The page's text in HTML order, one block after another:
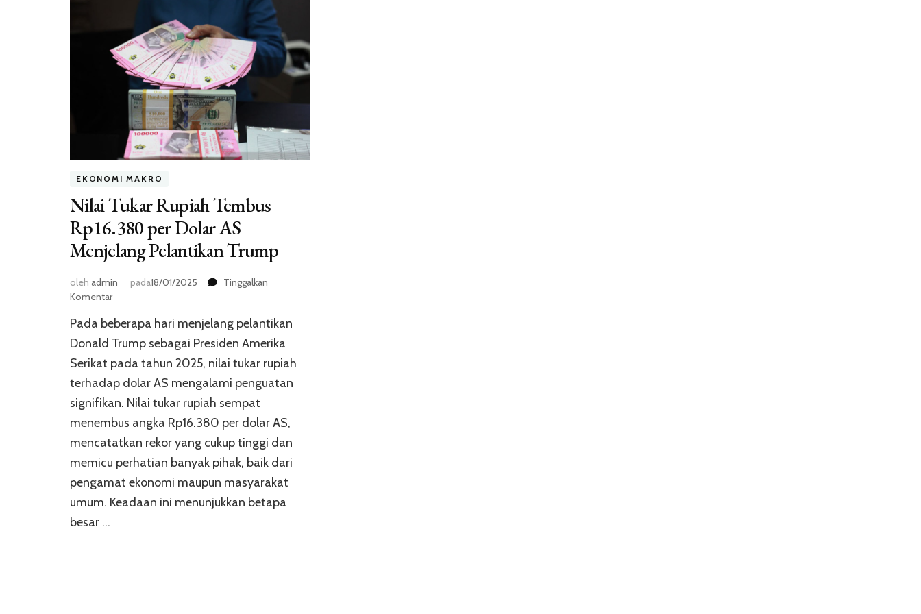
EKONOMI MAKRO
Nilai Tukar Rupiah Tembus
Rp16.380 per Dolar AS
Menjelang Pelantikan Trump
oleh admin pada18/01/2025
Tinggalkan
Komentarpada
Tukar
Rupiah
Tembus
Rp16.380
per
Dolar
Menjelang
Pelantikan
Trump
Pada beberapa hari menjelang pelantikan
Donald Trump sebagai Presiden Amerika
Serikat pada tahun 2025, nilai tukar rupiah
terhadap dolar AS mengalami penguatan
signifikan. Nilai tukar rupiah sempat
menembus angka Rp16.380 per dolar AS,
mencatatkan rekor yang cukup tinggi dan
memicu perhatian banyak pihak, baik dari
pengamat ekonomi maupun masyarakat
umum. Keadaan ini menunjukkan betapa
besar …